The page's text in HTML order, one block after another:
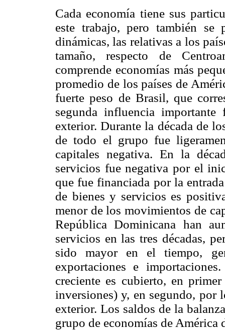
Cada economía tiene sus
este trabajo, pero también se
dinámicas, las relativas a los
tamaño, respecto de
comprende economías más
promedio de los países de
fuerte peso de Brasil, que
segunda influencia
exterior. Durante la década de
de todo el grupo fue
capitales negativa. En la
servicios fue negativa por el
que fue financiada por la
de bienes y servicios es
menor de los movimientos de
República Dominicana han
servicios en las tres décadas,
sido mayor en el tiempo,
exportaciones e
creciente es cubierto, en
inversiones) y, en segundo, por
exterior. Los saldos de la
grupo de economías de América